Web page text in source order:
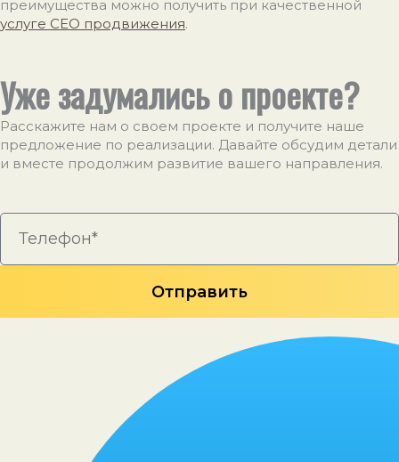
преимущества можно получить при качественной
услуге СЕО продвижения.
Уже задумались о проекте?
Расскажите нам о своем проекте и получите наше
предложение по реализации. Давайте обсудим детали
и вместе продолжим развитие вашего направления.
Отправить